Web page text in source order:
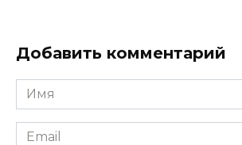
Добавить комментарий
Имя
Email